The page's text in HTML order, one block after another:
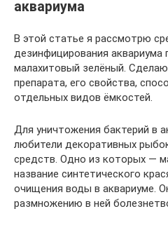
аквариума
В этой статье я рассмотрю
дезинфицирования аквариума
малахитовый зелёный.
препарата, его свойства,
отдельных видов ёмкостей.
Для уничтожения бактерий в
любители декоративных
средств. Одно из которых —
название синтетического
очищения воды в аквариуме.
размножению в ней